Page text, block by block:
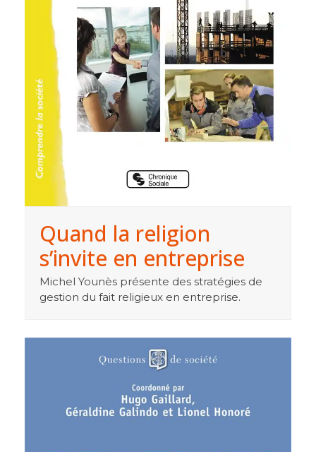
Quand la religion
s’invite en entreprise
Michel Younès présente des stratégies de
gestion du fait religieux en entreprise.